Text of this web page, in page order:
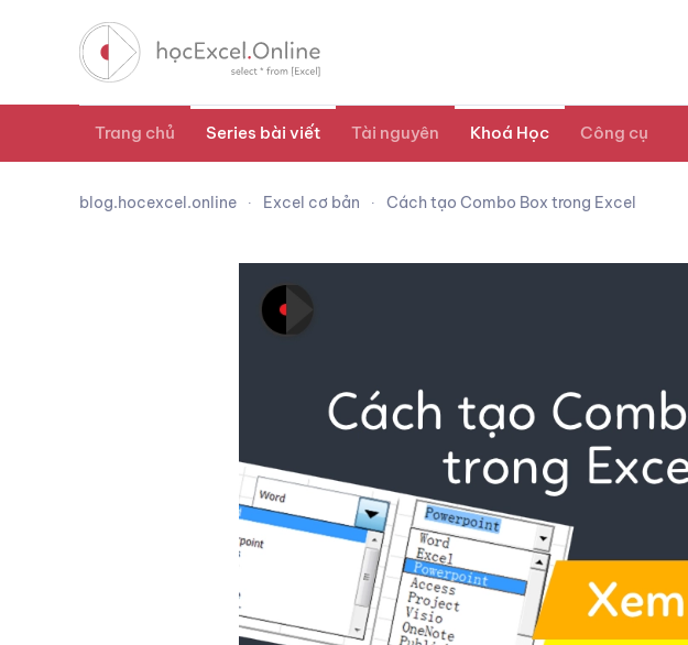
Trang chủ Series bài viết Tài nguyên Khoá Học Công cụ
blog.hocexcel.online Excel cơ bản Cách tạo Combo Box trong Excel